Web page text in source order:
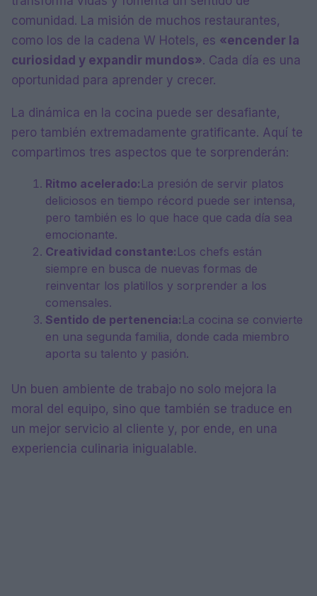
comunidad. La misión de muchos restaurantes,
como los de la cadena W Hotels, es «encender la
curiosidad y expandir mundos». Cada día es una
oportunidad para aprender y crecer.
La dinámica en la cocina puede ser desafiante,
pero también extremadamente gratificante. Aquí te
compartimos tres aspectos que te sorprenderán:
Ritmo acelerado: La presión de servir platos
deliciosos en tiempo récord puede ser intensa,
pero también es lo que hace que cada día sea
emocionante.
Creatividad constante: Los chefs están
siempre en busca de nuevas formas de
reinventar los platillos y sorprender a los
comensales.
Sentido de pertenencia: La cocina se convierte
en una segunda familia, donde cada miembro
aporta su talento y pasión.
Un buen ambiente de trabajo no solo mejora la
moral del equipo, sino que también se traduce en
un mejor servicio al cliente y, por ende, en una
experiencia culinaria inigualable.